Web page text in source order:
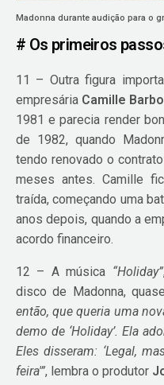
Madonna durante audição para o
# Os primeiros
11 – Outra figura
empresária Camille
1981 e parecia render
de 1982, quando
tendo renovado o
meses antes. Camille
traída, começando uma
anos depois, quando a
acordo financeiro.
12 – A música “Holiday”
disco de Madonna,
então, que queria uma
demo de ‘Holiday’. Ela
Eles disseram: ‘Legal,
feira'”, lembra o produtor